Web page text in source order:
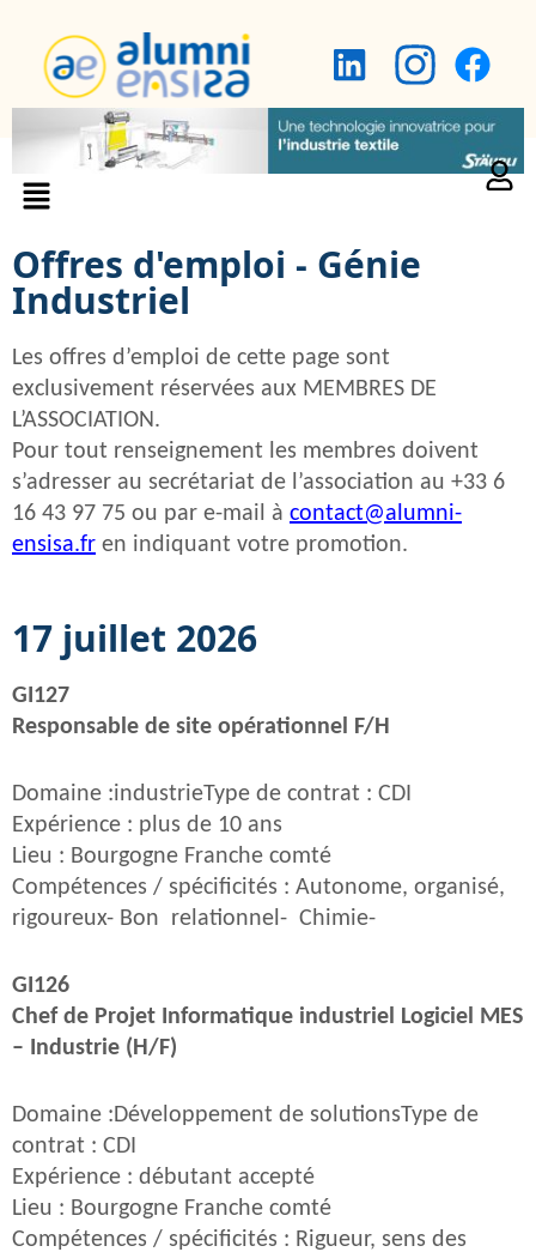
Offres d'emploi - Génie
Industriel
Les offres d’emploi de cette page sont
exclusivement réservées aux MEMBRES DE
L’ASSOCIATION.
Pour tout renseignement les membres doivent
s’adresser au secrétariat de l’association au +33 6
16 43 97 75 ou par e-mail à contact@alumni-
ensisa.fr en indiquant votre promotion.
17 juillet 2026
GI127
Responsable de site opérationnel F/H
Domaine :industrieType de contrat : CDI
Expérience : plus de 10 ans
Lieu : Bourgogne Franche comté
Compétences / spécificités : Autonome, organisé,
rigoureux- Bon relationnel- Chimie-
GI126
Chef de Projet Informatique industriel Logiciel MES
– Industrie (H/F)
Domaine :Développement de solutionsType de
contrat : CDI
Expérience : débutant accepté
Lieu : Bourgogne Franche comté
Compétences / spécificités : Rigueur, sens des